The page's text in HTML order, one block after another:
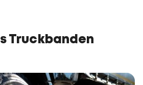
Truckbanden